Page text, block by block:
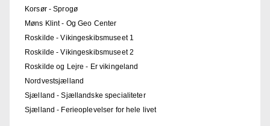
Korsør - Sprogø
Møns Klint - Og Geo Center
Roskilde - Vikingeskibsmuseet 1
Roskilde - Vikingeskibsmuseet 2
Roskilde og Lejre - Er vikingeland
Nordvestsjælland
Sjælland - Sjællandske specialiteter
Sjælland - Ferieoplevelser for hele livet